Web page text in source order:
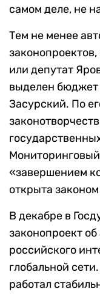
самом деле, не
Тем не менее
или депутат
выделен бюджет
Засурский. По
«завершением
открыта
В декабре в
законопроект
российского
глобальной
работал